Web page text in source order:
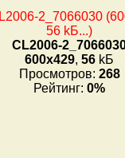
CL2006-
600x429, 56 kБ
Просмотров: 268
Рейтинг: 0%